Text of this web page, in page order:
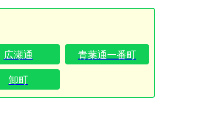
たい女性のお客様にも大変好評をいただいて
のリフレッシ
港をご利用されるご旅行・出張の合間など、
イフスタイルに合わせて便利にご活用くだ
のマッサージで日々の疲れをリセットす
の時間をお届けいたします。
広瀬通
青葉通一番町
卸町